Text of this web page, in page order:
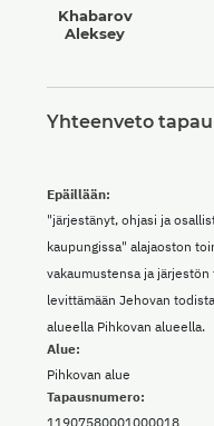
Khabarov
Aleksey
Yhteenveto
Alue:
Pihkovan alue
Epäillään:
"järjestänyt, ohjasi ja
kaupungissa" alajaoston
vakaumustensa ja
levittämään Jehovan
alueella Pihkovan alueella.
Tapausnumero:
11907580001000018